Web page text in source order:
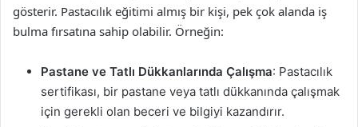
gösterir. Pastacılık eğitimi almış bir kişi, pek çok alanda iş
bulma fırsatına sahip olabilir. Örneğin:
Pastane ve Tatlı Dükkanlarında Çalışma: Pastacılık
sertifikası, bir pastane veya tatlı dükkanında çalışmak
için gerekli olan beceri ve bilgiyi kazandırır.